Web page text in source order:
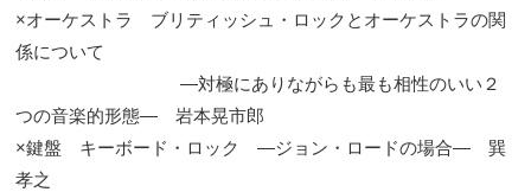
×オーケストラ ブリティッシュ・ロックとオーケストラの関
係について
―対極にありながらも最も相性のいい２
つの音楽的形態― 岩本晃市郎
×鍵盤 キーボード・ロック ―ジョン・ロードの場合― 巽
孝之